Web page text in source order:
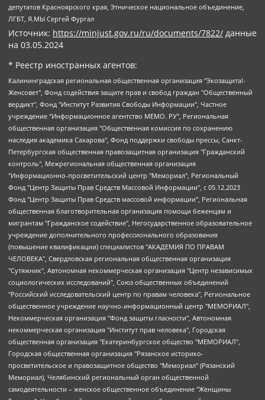
депутатов Красноярского края, Этническое национальное объединение,
ЛГБТ, Я.МЫ Сергей Фургал
Источник: https://minjust.gov.ru/ru/documents/7822/ данные
на 03.05.2024
* Реестр иностранных агентов:
Калининградская региональная общественная организация "Экозащита!-Женсовет", Фонд содействия защите прав и свобод граждан "Общественный вердикт", Фонд "Институт Развития Свободы Информации", Частное учреждение "Информационное агентство МЕМО. РУ", Региональная общественная организация "Общественная комиссия по сохранению наследия академика Сахарова", Фонд поддержки свободы прессы, Санкт-Петербургская общественная правозащитная организация "Гражданский контроль", Межрегиональная общественная организация "Информационно-просветительский центр "Мемориал", Региональный Фонд "Центр Защиты Прав Средств Массовой Информации", с 05.12.2023 Фонд "Центр Защиты Прав Средств массовой информации", Региональная общественная благотворительная организация помощи беженцам и мигрантам "Гражданское содействие", Негосударственное образовательное учреждение дополнительного профессионального образования (повышение квалификации) специалистов "АКАДЕМИЯ ПО ПРАВАМ ЧЕЛОВЕКА", Свердловская региональная общественная организация "Сутяжник", Автономная некоммерческая организация "Центр независимых социологических исследований", Союз общественных объединений "Российский исследовательский центр по правам человека", Региональное общественное учреждение научно-информационный центр "МЕМОРИАЛ", Некоммерческая организация "Фонд защиты гласности", Автономная некоммерческая организация "Институт прав человека", Городская общественная организация "Екатеринбургское общество "МЕМОРИАЛ", Городская общественная организация "Рязанское историко-просветительское и правозащитное общество "Мемориал" (Рязанский Мемориал), Челябинский региональный орган общественной самодеятельности – женское общественное объединение "Женщины Евразии", Челябинский региональный орган общественной самодеятельности "Уральская правозащитная группа", Фонд содействия защите здоровья и социальной справедливости имени Андрея Рылькова, Автономная Некоммерческая Организация "Аналитический Центр Юрия Левады", Автономная некоммерческая организация социальной поддержки населения "Проект Апрель", Региональная общественная организация помощи женщинам и детям, находящимся в кризисной ситуации "Информационно-методический центр "Анна", Фонд содействия развитию массовых коммуникаций и правовому просвещению "Так-так-Так", Фонд содействия устойчивому развитию "Серебряная тайга", Свердловский региональный общественный фонд социальных проектов "Новое время", "Idel.Реалии", Кавказ.Реалии, Крым.Реалии, Телеканал Настоящее Время, Татаро-башкирская служба Радио Свобода (Azatliq Radiosi), Радио Свободная Европа/Радио Свобода (PCE/PC), "Сибирь.Реалии", "Фактограф", Благотворительный фонд помощи осужденным и их семьям, Автономная некоммерческая организация "Институт глобализации и социальных движений", Фонд "В защиту прав заключенных", Частное учреждение "Центр поддержки и содействия развитию средств массовой информации", Пензенский региональный общественный благотворительный фонд "Гражданский союз", "Север.Реалии", Некоммерческая организация Фонд "Правовая инициатива", Общество с ограниченной ответственностью "Радио Свободная Европа/Радио Свобода", Чешское информационное агентство "MEDIUM-ORIENT", Красноярская региональная общественная организация "Мы против СПИДа", Камалягин Денис Николаевич, Маркелов Сергей Евгеньевич, Пономарев Лев Александрович, Савицкая Людмила Алексеевна, Автономная некоммерческая организация "Центр по работе с проблемой насилия "НАСИЛИЮ.НЕТ", Межрегиональный профессиональный союз работников здравоохранения "Альянс врачей", Юридическое лицо, зарегистрированное в Латвийской Республике, SIA "Medusa Project" (регистрационный номер 40103797863, дата регистрации 10.06.2014), Некоммерческая организация "Фонд по борьбе с коррупцией", Автономная некоммерческая организация "Институт права и публичной политики", Баданин Роман Сергеевич, Гликин Максим Александрович, Железнова Мария Михайловна, Лукьянова Юлия Сергеевна, Маетная Елизавета Витальевна, Маняхин Петр Борисович, Чуракова Ольга Владимировна, Ярош Юлия Петровна, Юридическое лицо "The Insider SIA", зарегистрированное в Риге, Латвийская Республика (дата регистрации 26.06.2015), являющееся администратором доменного имени интернет-издания "The Insider SIA", https://theins.ru, Постернак Алексей Евгеньевич, Рубин Михаил Аркадьевич, Анин Роман Александрович, Юридическое лицо Istories fonds, зарегистрированное в Латвийской Республике (регистрационный номер 50008295751, дата регистрации 24.02.2020), Великовский Дмитрий Александрович, Долинина Ирина Николаевна, Мароховская Алеся Алексеевна, Шлейнов Роман Юрьевич, Шмагун Олеся Валентиновна, Общество с ограниченной ответственностью "Альтаир 2021", Общество с ограниченной ответственностью "Вега 2021", Общество с ограниченной ответственностью "Главный редактор 2021", Общество с ограниченной ответственностью "Ромашки монолит", Важенков Артем Валерьевич, Ивановская областная общественная организация "Центр гендерных исследований", Гурман Юрий Альбертович, Медиапроект "ОВД-Инфо", Егоров Владимир Владимирович, Жилинский Владимир Александрович, Общество с ограниченной ответственностью "ЗП", Иванова София Юрьевна, Карезина Инна Павловна, Кильтау Екатерина Викторовна, Петров Алексей Викторович, Пискунов Сергей Евгеньевич, Смирнов Сергей Сергеевич, Тихонов Михаил Сергеевич, Общество с ограниченной ответственностью "ЖУРНАЛИСТ-ИНОСТРАННЫЙ АГЕНТ", Арапова Галина Юрьевна, Вольтская Татьяна Анатольевна, Американская компания "Mason G.E.S. Anonymous Foundation" (США), являющаяся владельцем интернет-издания https://mnews.world/, Компания "Stichting Bellingcat", зарегистрированная в Нидерландах (дата регистрации 11.07.2018), Захаров Андрей Вячеславович, Клепиковская Екатерина Дмитриевна, Общество с ограниченной ответственностью "МЕМО", Перл Роман Александрович, Симонов Евгений Алексеевич, Соловьева Елена Анатольевна, Сотников Даниил Владимирович, Сурначева Елизавета Дмитриевна, Автономная некоммерческая организация по защите прав человека и информированию населения "Якутия – Наше Мнение", Общество с ограниченной ответственностью "Москоу диджитал медиа", с 26.01.2023 Общество с ограниченной ответственностью "Чайка Белые сады", Ветошкина Валерия Валерьевна, Заговора Максим Александрович, Межрегиональное общественное движение "Российская ЛГБТ - сеть", Оленичев Максим Владимирович, Павлов Иван Юрьевич, Скворцова Елена Сергеевна, Общество с ограниченной ответственностью "Как бы инагент", Кочетков Игорь Викторович, Общество с ограниченной ответственностью "Честные выборы", Еланчик Олег Александрович, Общество с ограниченной ответственностью "Нобелевский призыв", Гималова Регина Эмилевна, Григорьев Андрей Валерьевич, Григорьева Алина Александровна, Ассоциация по содействию защите прав призывников, альтернативнослужащих и военнослужащих "Правозащитная группа "Гражданин.Армия.Право", Хисамова Регина Фаритовна, Автономная некоммерческая организация по реализации социально-правовых программ "Лилит", Дальневосточное общественное движение "Маяк", Санкт-Петербургская ЛГБТ-инициативная группа "Выход", Инициативная группа ЛГБТ+ "Реверс", Алексеев Андрей Викторович, Бекбулатова Таисия Львовна, Беляев Иван Михайлович, Владыкина Елена Сергеевна, Гельман Марат Александрович, Никульшина Вероника Юрьевна, Толоконникова Надежда Андреевна, Шендерович Виктор Анатольевич, Общество с ограниченной ответственностью "Данное сообщение", Общество с ограниченной ответственностью Издательский дом "Новая глава", Айнбиндер Александра Александровна, Московский комьюнити-центр для ЛГБТ+инициатив, Благотворительный фонд развития филантропии, Deutsche Welle (Германия, Kurt-Schumacher-Strasse 3, 53113 Bonn), Борзунова Мария Михайловна, Воробьев Виктор Викторович, Голубева Анна Львовна, Константинова Алла Михайловна, Малкова Ирина Владимировна, Мурадов Мурад Абдулгалимович, Осетинская Елизавета Николаевна, Понасенков Евгений Николаевич, Ганапольский Матвей Юрьевич, Киселев Евгений Алексеевич, Борухович Ирина Григорьевна, Дремин Иван Тимофеевич, Дубровский Дмитрий Викторович, Красноярская региональная общественная организация поддержки и развития альтернативных образовательных технологий и межкультурных коммуникаций "ИНТЕРРА", Маяковская Екатерина Алексеевна, Фейгин Марк Захарович, Филимонов Андрей Викторович, Дзугкоева Регина Николаевна, Доброхотов Роман Александрович, Дудь Юрий Александрович, Елкин Сергей Владимирович, Кругликов Кирилл Игоревич, Сабунаева Мария Леонидовна, Семенов Алексей Владимирович, Шаинян Карен Багратович, Шульман Екатерина Михайловна, Асафьев Артур Валерьевич, Вахштайн Виктор Семенович, Венедиктов Алексей Алексеевич, Лушникова Екатерина Евгеньевна, Волков Леонид Михайлович, Невзоров Александр Глебович, Пархоменко Сергей Борисович, Сироткин Ярослав Николаевич, Кара-Мурза Владимир Владимирович, Баранова Наталья Владимировна, Гозман Леонид Яковлевич, Кагарлицкий Борис Юльевич, Климарев Михаил Валерьевич, Милов Владимир Станиславович, Автономная некоммерческая организация Краснодарский центр современного искусства "Типография", Моргенштерн Алишер Тагирович, Соболь Любовь Эдуардовна, Общество с ограниченной ответственностью "ЛИЗА НОРМ", Каспаров Гарри Кимович, Ходорковский Михаил Борисович, Общество с ограниченной ответственностью "Апрельские тезисы", Данилович Ирина Брониславовна, Кашин Олег Владимирович, Петров Николай Владимирович, Пивоваров Алексей Владимирович, Соколов Михаил Владимирович, Цветкова Юлия Владимировна, Чичваркин Евгений Александрович, Комитет против пыток/Команда против пыток, Общество с ограниченной ответственностью "Первый научный", Общество с ограниченной ответственностью "Вертолет и ко", Белоцерковская Вероника Борисовна, Кац Максим Евгеньевич, Лазарева Татьяна Юрьевна, Шаведдинов Руслан Табризович, Яшин Илья Валерьевич, Общество с ограниченной ответственностью "Иноагент ААВ", Алешковский Дмитрий Петрович, Альбац Евгения Марковна, Быков Дмитрий Львович, Галямина Юлия Евгеньевна, Лойко Сергей Леонидович, Мартынов Кирилл Константинович, Медведев Сергей Александрович, Крашенинников Федор Геннадиевич, Гордеева Катерина Вл